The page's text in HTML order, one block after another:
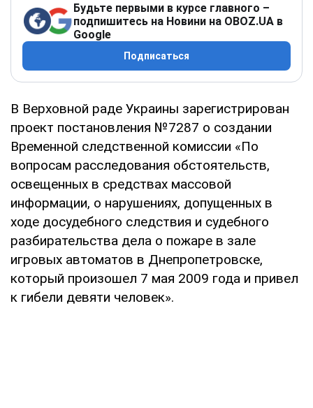
Будьте первыми в курсе главного –
подпишитесь на Новини на OBOZ.UA в
Google
Подписаться
В Верховной раде Украины зарегистрирован
проект постановления №7287 о создании
Временной следственной комиссии «По
вопросам расследования обстоятельств,
освещенных в средствах массовой
информации, о нарушениях, допущенных в
ходе досудебного следствия и судебного
разбирательства дела о пожаре в зале
игровых автоматов в Днепропетровске,
который произошел 7 мая 2009 года и привел
к гибели девяти человек».